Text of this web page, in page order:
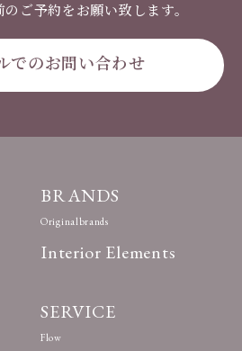
ご予約をお願い致します。
でのお問い合わせ
BRANDS
Originalbrands
Interior Elements
SERVICE
Flow